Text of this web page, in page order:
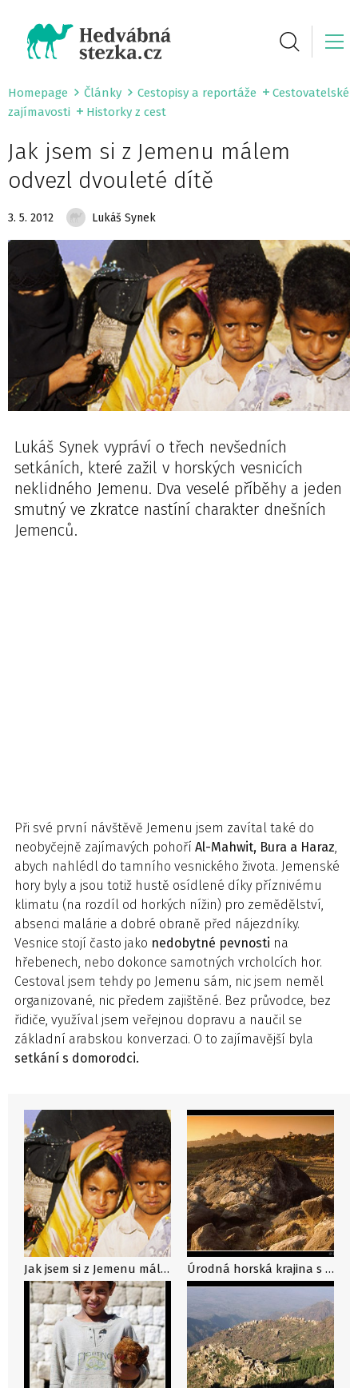
Homepage Články Cestopisy a reportáže
Cestovatelské
zajímavosti
Historky z cest
Jak jsem si z Jemenu málem
odvezl dvouleté dítě
3. 5. 2012 Lukáš Synek
Lukáš Synek vypráví o třech nevšedních
setkáních, které zažil v horských vesnicích
neklidného Jemenu. Dva veselé příběhy a jeden
smutný ve zkratce nastíní charakter dnešních
Jemenců.
Při své první návštěvě Jemenu jsem zavítal také do
neobyčejně zajímavých pohoří Al-Mahwit, Bura a Haraz,
abych nahlédl do tamního vesnického života. Jemenské
hory byly a jsou totiž hustě osídlené díky příznivému
klimatu (na rozdíl od horkých nížin) pro zemědělství,
absenci malárie a dobré obraně před nájezdníky.
Vesnice stojí často jako nedobytné pevnosti na
hřebenech, nebo dokonce samotných vrcholcích hor.
Cestoval jsem tehdy po Jemenu sám, nic jsem neměl
organizované, nic předem zajištěné. Bez průvodce, bez
řidiče, využíval jsem veřejnou dopravu a naučil se
základní arabskou konverzaci. O to zajímavější byla
setkání s domorodci.
Jak jsem si z Jemenu málem odvezl dvouleté dítě Úrodná horská krajina s městem At-Tawila v pozadí, Jemen